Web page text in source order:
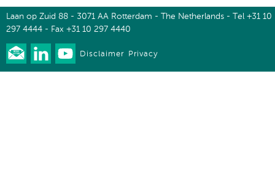
Laan op Zuid 88 - 3071 AA Rotterdam - The Netherlands - Tel +31 10
297 4444 - Fax +31 10 297 4440
Disclaimer Privacy